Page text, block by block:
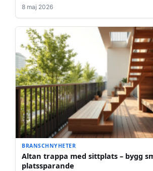
8 maj 2026
BRANSCHNYHETER
Altan trappa med sittplats – bygg
platssparande